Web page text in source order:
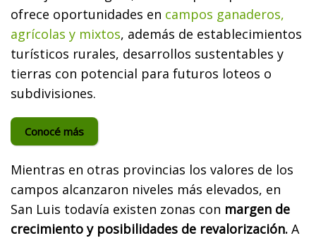
ofrece oportunidades en campos ganaderos,
agrícolas y mixtos, además de establecimientos
turísticos rurales, desarrollos sustentables y
tierras con potencial para futuros loteos o
subdivisiones.
Conocé más
Mientras en otras provincias los valores de los
campos alcanzaron niveles más elevados, en
San Luis todavía existen zonas con margen de
crecimiento y posibilidades de revalorización. A